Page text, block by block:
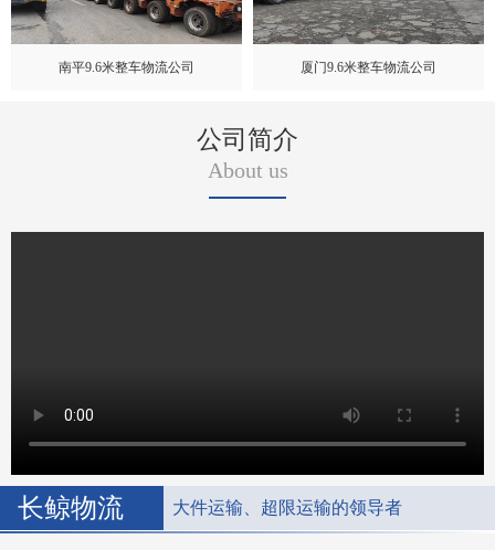
南平9.6米整车物流公司 厦门9.6米整车物流公司
公司简介
About us
长鲸物流 大件运输、超限运输的领导者